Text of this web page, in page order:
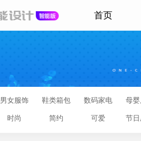
首页
男女服饰 鞋类箱包 数码家电 母
时尚 简约 可爱 节